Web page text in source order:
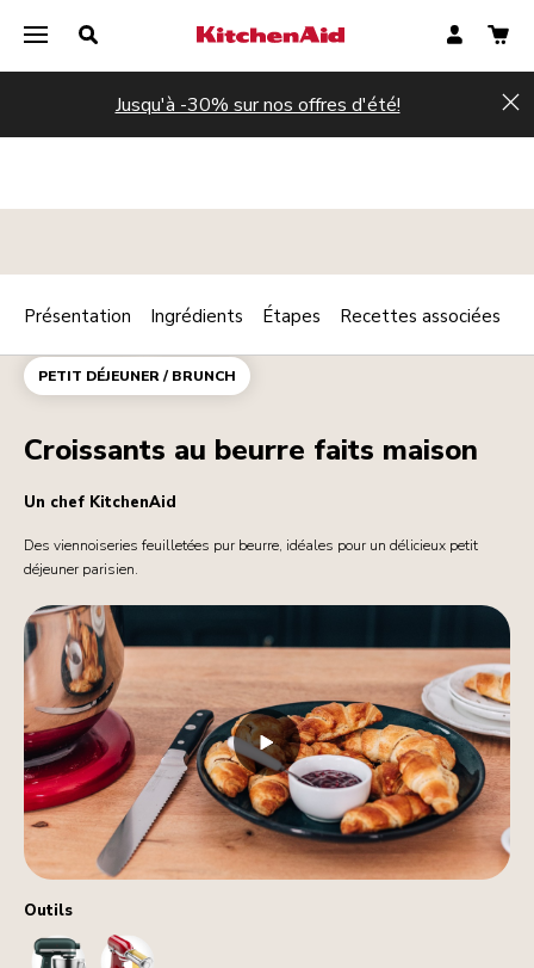
Jusqu'à -30% sur nos offres d'été!
Outils
StandMixerPastaRoller
PÂTISSERIES DESSERTS
PETIT DÉJEUNER / BRUNCH
Print
Croissants au beurre faits maison
Un chef KitchenAid
Des viennoiseries feuilletées pur beurre, idéales pour un délicieux petit
déjeuner parisien.
Présentation Ingrédients Étapes Recettes associées